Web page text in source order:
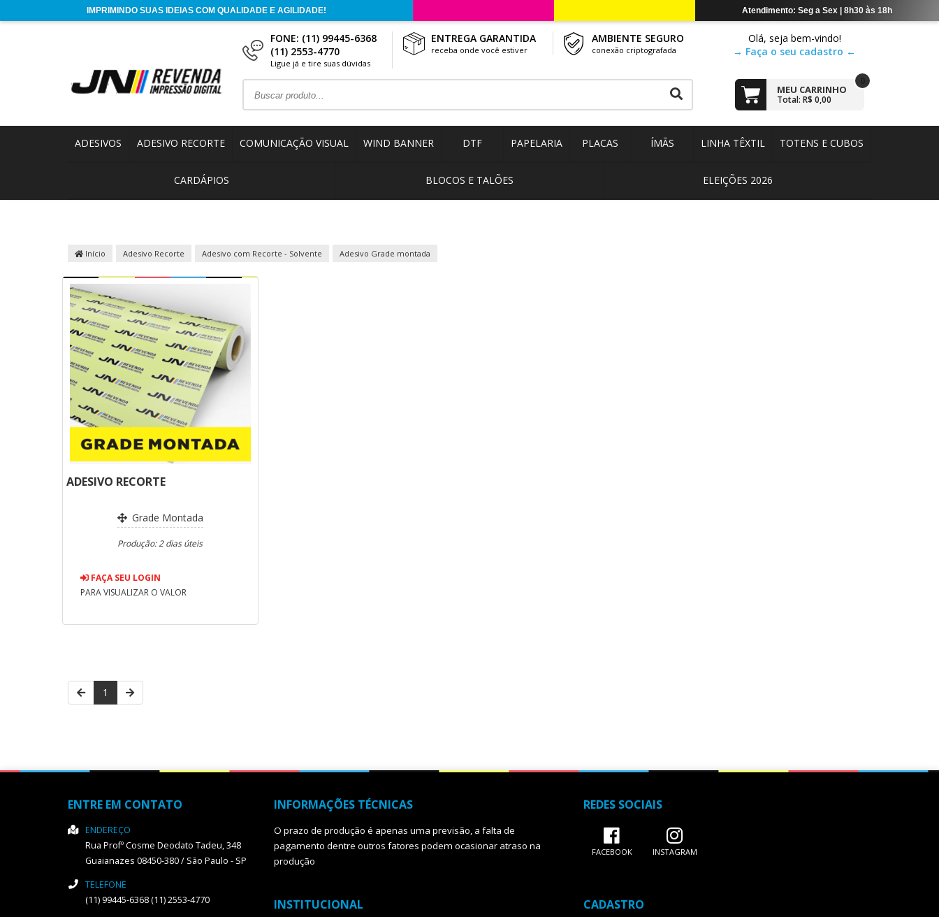
FONE: (11) 99445-6368
(11) 2553-4770
Ligue já e tire suas dúvidas
ENTREGA GARANTIDA
receba onde você estiver
AMBIENTE SEGURO
conexão criptografada
Olá, seja bem-vindo!
→ Faça o seu cadastro ←
MEU CARRINHO
Total: R$ 0,00
ADESIVOS ADESIVO RECORTE COMUNICAÇÃO VISUAL WIND BANNER DTF PAPELARIA PLACAS ÍMÃS LINHA TÊXTIL TOTENS E CUBOS
CARDÁPIOS BLOCOS E TALÕES ELEIÇÕES 2026
Início Adesivo Recorte Adesivo com Recorte - Solvente Adesivo Grade montada
ADESIVO RECORTE
Grade Montada
Produção: 2 dias úteis
FAÇA SEU LOGIN
PARA VISUALIZAR O VALOR
1
ENTRE EM CONTATO
ENDEREÇO
Rua Profº Cosme Deodato Tadeu, 348
Guaianazes 08450-380/ São Paulo - SP
TELEFONE
(11) 99445-6368 (11) 2553-4770
INFORMAÇÕES TÉCNICAS
O prazo de produção é apenas uma previsão, a falta de
pagamento dentre outros fatores podem ocasionar atraso na
produção
REDES SOCIAIS
FACEBOOK INSTAGRAM
INSTITUCIONAL CADASTRO